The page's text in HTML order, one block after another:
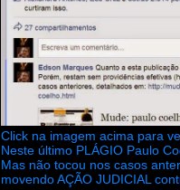
Click na imagem acima para
Neste último PLÁGIO Paulo
Mas não tocou nos casos
movendo AÇÃO JUDICIAL